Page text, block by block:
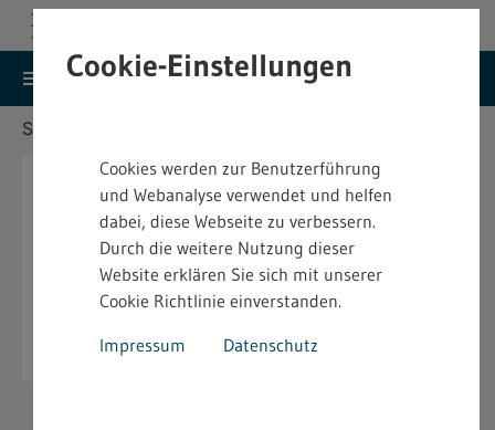
menu Menu search Suche
Sie befinden sich hier:
Cookie-Einstellungen
Cookies werden zur Benutzerführung
und Webanalyse verwendet und helfen
dabei, diese Webseite zu verbessern.
Durch die weitere Nutzung dieser
Website erklären Sie sich mit unserer
Cookie Richtlinie einverstanden.
Impressum
Datenschutz